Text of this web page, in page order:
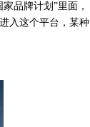
家品牌计划”里面，
入这个平台，某种